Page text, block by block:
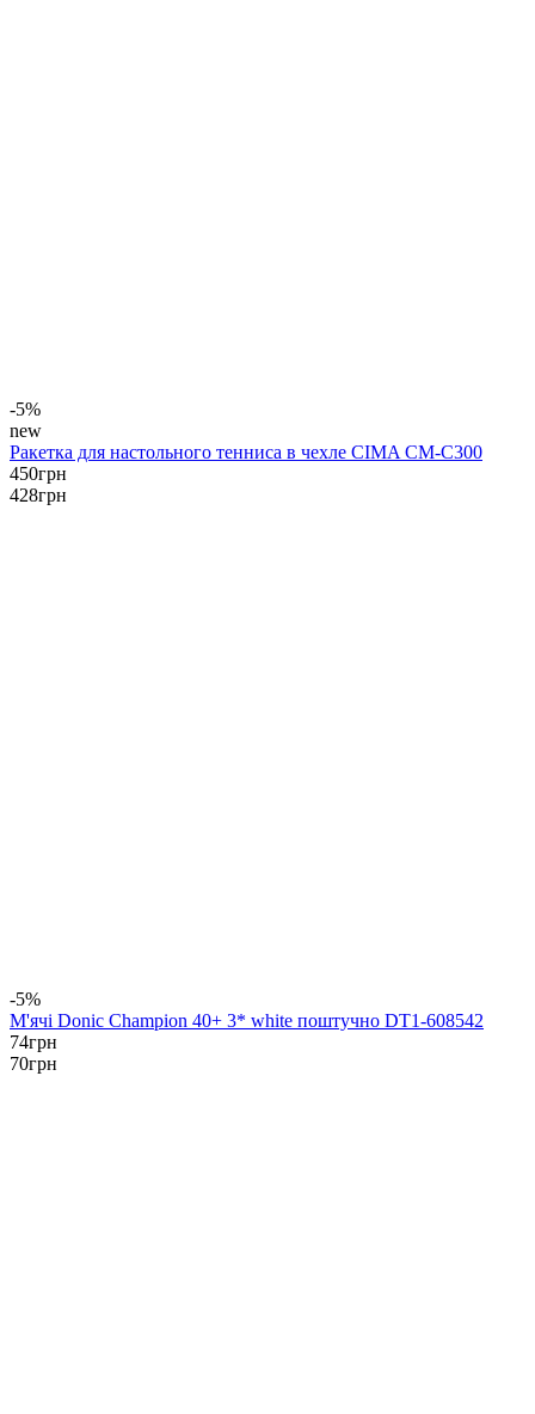
-5%
new
Ракетка для настольного тенниса в чехле CIMA CM-C300
450грн
428грн
-5%
М'ячі Donic Champion 40+ 3* white поштучно DT1-608542
74грн
70грн